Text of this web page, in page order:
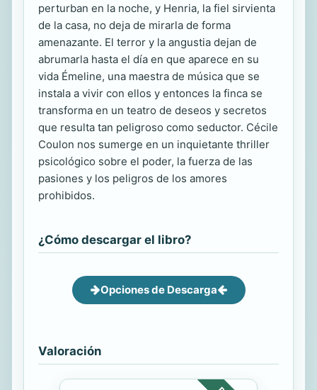
perturban en la noche, y Henria, la fiel sirvienta
de la casa, no deja de mirarla de forma
amenazante. El terror y la angustia dejan de
abrumarla hasta el día en que aparece en su
vida Émeline, una maestra de música que se
instala a vivir con ellos y entonces la finca se
transforma en un teatro de deseos y secretos
que resulta tan peligroso como seductor. Cécile
Coulon nos sumerge en un inquietante thriller
psicológico sobre el poder, la fuerza de las
pasiones y los peligros de los amores
prohibidos.
¿Cómo descargar el libro?
Opciones de Descarga
Valoración